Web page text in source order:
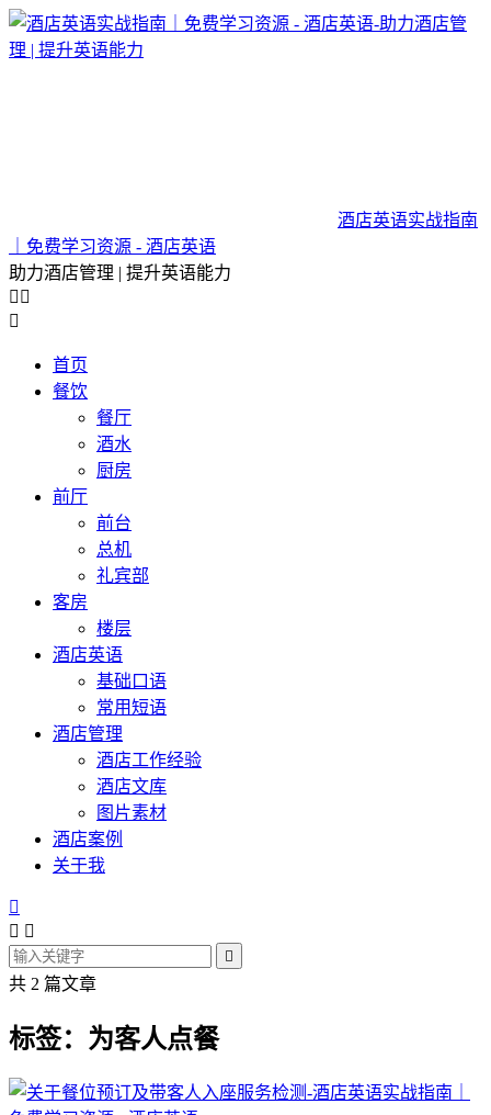
酒店英语实战指南
｜免费学习资源 - 酒店英语
助力酒店管理 | 提升英语能力
 

首页
餐饮
餐厅
酒水
厨房
前厅
前台
总机
礼宾部
客房
楼层
酒店英语
基础口语
常用短语
酒店管理
酒店工作经验
酒店文库
图片素材
酒店案例
关于我

 

共 2 篇文章
标签：为客人点餐